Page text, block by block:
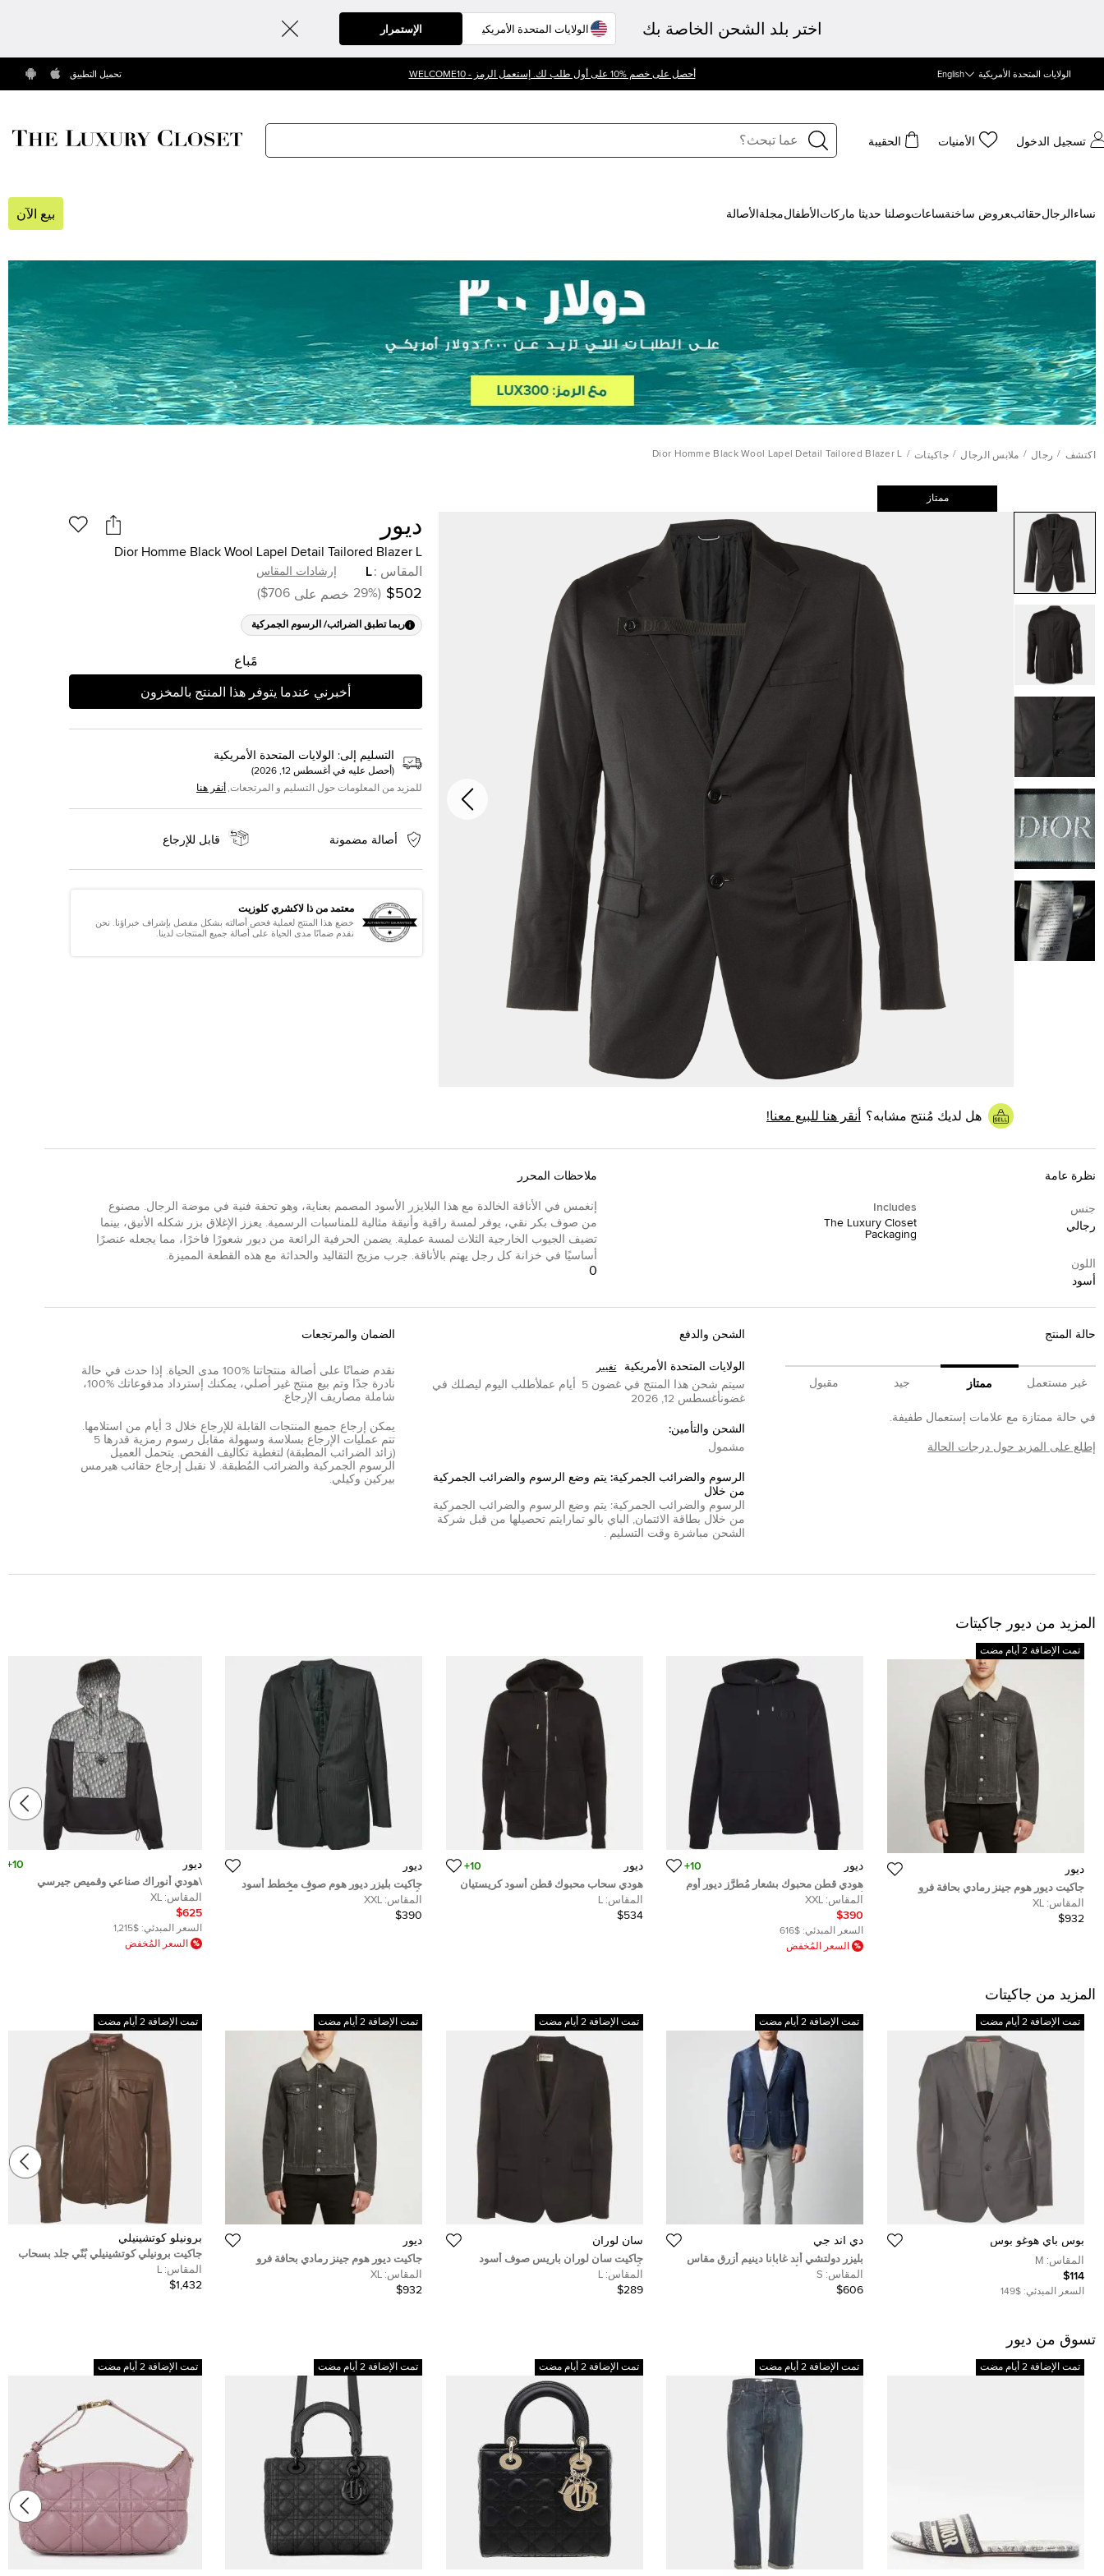
اختر بلد الشحن الخاصة بك الإستمرار
الولايات المتحدة الأمريكية English أحصل على خصم %10 على أول طلب لك. إستعمل الرمز - WELCOME10 تحميل التطبيق
تسجيل الدخول الأمنيات الحقيبة
نساء الرجالحقائب‍عروض ساخنة‍ساعات‍وصلنا حديثا ‍ ماركات الأطفالمجلة الأصالة بيع الآن
اكتشف / رجال / ملابس الرجال / جاكيتات /
Dior Homme Black Wool Lapel Detail Tailored Blazer L
ممتاز
هل لديك مُنتج مشابه؟ أنقر هنا للبيع معنا!
ديور
Dior Homme Black Wool Lapel Detail Tailored Blazer L
المقاس :
L إرشادات المقاس
$502
(
29% خصم على $706
)
ربما تطبق الضرائب/ الرسوم الجمركية
مًباع
أخبرني عندما يتوفر هذا المنتج بالمخزون
التسليم إلى: الولايات المتحدة الأمريكية
( أحصل عليه في أغسطس 12, 2026
)
للمزيد من المعلومات حول التسليم و المرتجعات, أنقر هنا
أصالة مضمونة قابل للإرجاع
معتمد من ذا لاكشري كلوزيت
خضع هذا المنتج لعملية فحص أصالته بشكل مفصل بإشراف خبراؤنا. نحن
نقدم ضمانًا مدى الحياة على أصالة جميع المنتجات لدينا.
نظرة عامة
جنس
رجالي
Includes
The Luxury Closet
Packaging
اللون
أسود
ملاحظات المحرر
إنغمس في الأناقة الخالدة مع هذا البلايزر الأسود المصمم بعناية، وهو تحفة فنية في موضة الرجال. مصنوع
من صوف بكر نقي، يوفر لمسة راقية وأنيقة مثالية للمناسبات الرسمية. يعزز الإغلاق بزر شكله الأنيق، بينما
تضيف الجيوب الخارجية الثلاث لمسة عملية. يضمن الحرفية الرائعة من ديور شعورًا فاخرًا، مما يجعله عنصرًا
أساسيًا في خزانة كل رجل يهتم بالأناقة. جرب مزيج التقاليد والحداثة مع هذه القطعة المميزة.
0
حالة المنتج
غير مستعمل ممتاز جيد مقبول
في حالة ممتازة مع علامات إستعمال طفيفة.
إطلع على المزيد حول درجات الحالة
الشحن والدفع
الولايات المتحدة الأمريكية تغيير
سيتم شحن هذا المنتج في غضون 5 أيام عملأطلب اليوم ليصلك في
غضونأغسطس 12, 2026
الشحن والتأمين:
مشمول
الرسوم والضرائب الجمركية: يتم وضع الرسوم والضرائب الجمركية
من خلال
الرسوم والضرائب الجمركية: يتم وضع الرسوم والضرائب الجمركية
من خلال بطاقة الائتمان, الباي بالو تمارا يتم تحصيلها من قبل شركة
الشحن مباشرة وقت التسليم .
الضمان والمرتجعات
نقدم ضمانًا على أصالة منتجاتنا %100 مدى الحياة. إذا حدث في حالة
نادرة جدًا وتم بيع منتج غير أصلي، يمكنك إسترداد مدفوعاتك %100،
شاملة مصاريف الإرجاع.
يمكن إرجاع جميع المنتجات القابلة للإرجاع خلال 3 أيام من استلامها.
تتم عمليات الإرجاع بسلاسة وسهولة مقابل رسوم رمزية قدرها 5
(زائد الضرائب المطبقة) لتغطية تكاليف الفحص. يتحمل العميل
الرسوم الجمركية والضرائب المُطبقة. لا نقبل إرجاع حقائب هيرمس
بيركين وكيلي.
المزيد من ديور جاكيتات
تمت الإضافة 2 أيام مضت
ديور
جاكيت ديور هوم جينز رمادي بحافة فرو
مقاس كبير جدًا - إكسترا لارج
المقاس: XL
$932
ديور 10+
هودي قطن محبوك بشعار مُطرَّز ديور أوم
أسود مقاس كبير جدًا - إكس إكس لارج
المقاس: XXL
$390
السعر المبدئي: $616
السعر المُخفض
ديور 10+
هودي سحاب محبوك قطن أسود كريستيان
ديور للرجال مقاس كبير (لارج)
المقاس: L
$534
ديور
جاكيت بليزر ديور هوم صوف مخطط أسود
بأزرار وحيد مقاس كبير جداً جداً (اكس اكس
لارج)
المقاس: XXL
$390
ديور 10+
\هودي أنوراك صناعي وقميص جيرسي
مشوش ديور إكس ستي سي غامض مقاس
كبير جداً - إكس لارج
المقاس: XL
$625
السعر المبدئي: $1,215
السعر المُخفض
المزيد من جاكيتات
تمت الإضافة 2 أيام مضت
بوس باي هوغو بوس
المقاس: M
$114
السعر المبدئي: $149
تمت الإضافة 2 أيام مضت
دي آند جي
بليزر دولتشي أند غابانا دينيم أزرق مقاس
صغير (سمول) بأزرار أمامية ضيقة
المقاس: S
$606
تمت الإضافة 2 أيام مضت
سان لوران
جاكيت سان لوران باريس صوف أسود
بأكمام طويلة مقاس كبير (لارج)
المقاس: L
$289
تمت الإضافة 2 أيام مضت
ديور
جاكيت ديور هوم جينز رمادي بحافة فرو
مقاس كبير جدًا - إكسترا لارج
المقاس: XL
$932
تمت الإضافة 2 أيام مضت
برونيلو كوتشينيلي
جاكيت برونيلي كوتشينيلي بُنّي جلد بسحاب
سائق مقاس كبير
المقاس: L
$1,432
تسوق من ديور
تمت الإضافة 2 أيام مضت تمت الإضافة 2 أيام مضت تمت الإضافة 2 أيام مضت تمت الإضافة 2 أيام مضت تمت الإضافة 2 أيام مضت